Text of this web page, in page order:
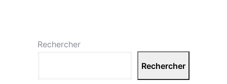
Rechercher
Rechercher